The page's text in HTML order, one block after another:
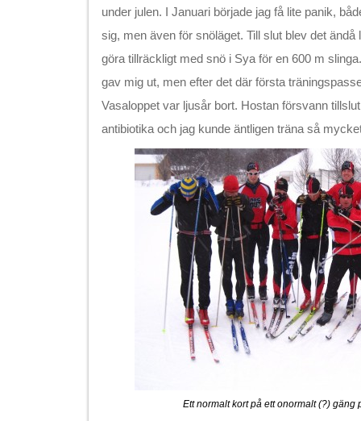
under julen. I Januari började jag få lite panik,
sig, men även för snöläget. Till slut blev det
göra tillräckligt med snö i Sya för en 600 m
gav mig ut, men efter det där första
Vasaloppet var ljusår bort. Hostan försvann
antibiotika och jag kunde äntligen träna så
Ett normalt kort på ett onormalt (?) gäng